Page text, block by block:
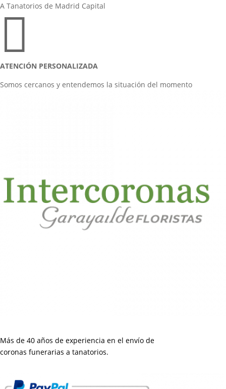
A Tanatorios de Madrid Capital

ATENCIÓN PERSONALIZADA
Somos cercanos y entendemos la situación del momento
Más de 40 años de experiencia en el envío de
coronas funerarias a tanatorios.